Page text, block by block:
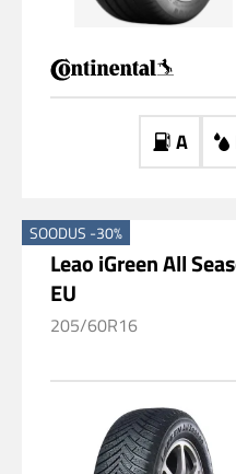
A
SOODUS -30%
Leao iGreen All
EU
205/60R16